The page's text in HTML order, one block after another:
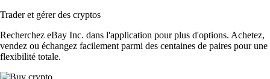
Trader et gérer des cryptos
Recherchez eBay Inc. dans l'application pour plus d'options. Achetez,
vendez ou échangez facilement parmi des centaines de paires pour une
flexibilité totale.